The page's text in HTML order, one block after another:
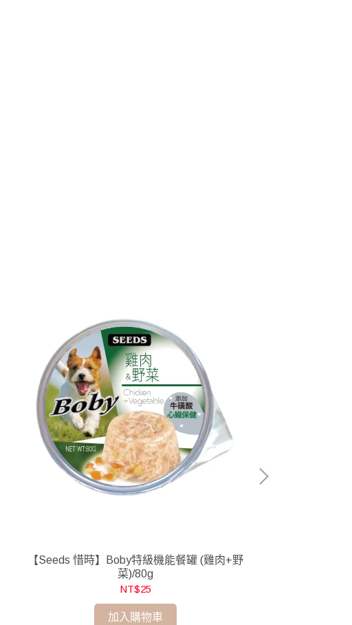
【Seeds 惜時】Boby特級機能餐罐 (雞肉+野
菜)/80g
NT$25
加入購物車